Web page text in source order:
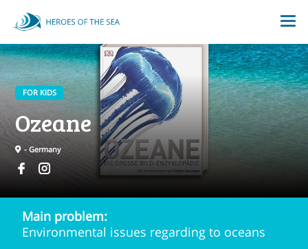
FOR KIDS
Ozeane
- Germany
Main problem:
Environmental issues regarding to oceans